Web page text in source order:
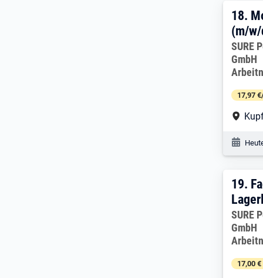
18.
18.
(m/
SURE
GmbH
17,97
19.
19.
SURE
GmbH
17,00